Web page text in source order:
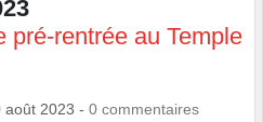
pré-rentrée au Temple
août 2023 - 0 commentaires